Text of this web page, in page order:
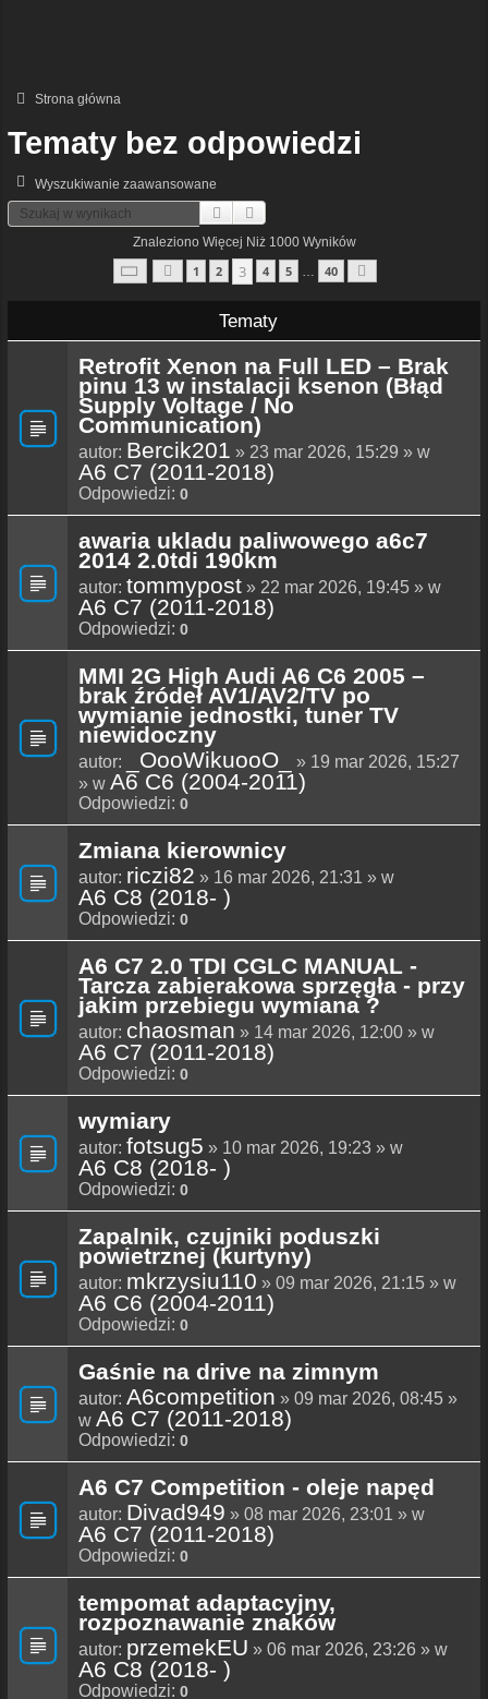
Strona główna
Tematy bez odpowiedzi
Wyszukiwanie zaawansowane
Szukaj
Znaleziono Więcej Niż 1000 Wyników
Strona Z 40
Poprzednia
1 2 3 4 5 40
Tematy
Retrofit Xenon na Full LED – Brak
pinu 13 w instalacji ksenon (Błąd
Supply Voltage / No
Communication)
autor: Bercik201 » 23 mar 2026, 15:29 » w
A6 C7 (2011-2018)
Odpowiedzi: 0
awaria ukladu paliwowego a6c7
2014 2.0tdi 190km
autor: tommypost » 22 mar 2026, 19:45 » w
A6 C7 (2011-2018)
Odpowiedzi: 0
MMI 2G High Audi A6 C6 2005 –
brak źródeł AV1/AV2/TV po
wymianie jednostki, tuner TV
niewidoczny
autor: _OooWikuooO_
» 19 mar 2026, 15:27
» w A6 C6 (2004-2011)
Odpowiedzi: 0
Zmiana kierownicy
autor: riczi82 » 16 mar 2026, 21:31 » w
A6 C8 (2018- )
Odpowiedzi: 0
A6 C7 2.0 TDI CGLC MANUAL -
Tarcza zabierakowa sprzęgła - przy
jakim przebiegu wymiana ?
autor: chaosman » 14 mar 2026, 12:00 » w
A6 C7 (2011-2018)
Odpowiedzi: 0
wymiary
autor: fotsug5 » 10 mar 2026, 19:23 » w
A6 C8 (2018- )
Odpowiedzi: 0
Zapalnik, czujniki poduszki
powietrznej (kurtyny)
autor: mkrzysiu110 » 09 mar 2026, 21:15 » w
A6 C6 (2004-2011)
Odpowiedzi: 0
Gaśnie na drive na zimnym
autor: A6competition » 09 mar 2026, 08:45 »
w A6 C7 (2011-2018)
Odpowiedzi: 0
A6 C7 Competition - oleje napęd
autor: Divad949 » 08 mar 2026, 23:01 » w
A6 C7 (2011-2018)
Odpowiedzi: 0
tempomat adaptacyjny,
rozpoznawanie znaków
autor: przemekEU » 06 mar 2026, 23:26 » w
A6 C8 (2018- )
Odpowiedzi: 0